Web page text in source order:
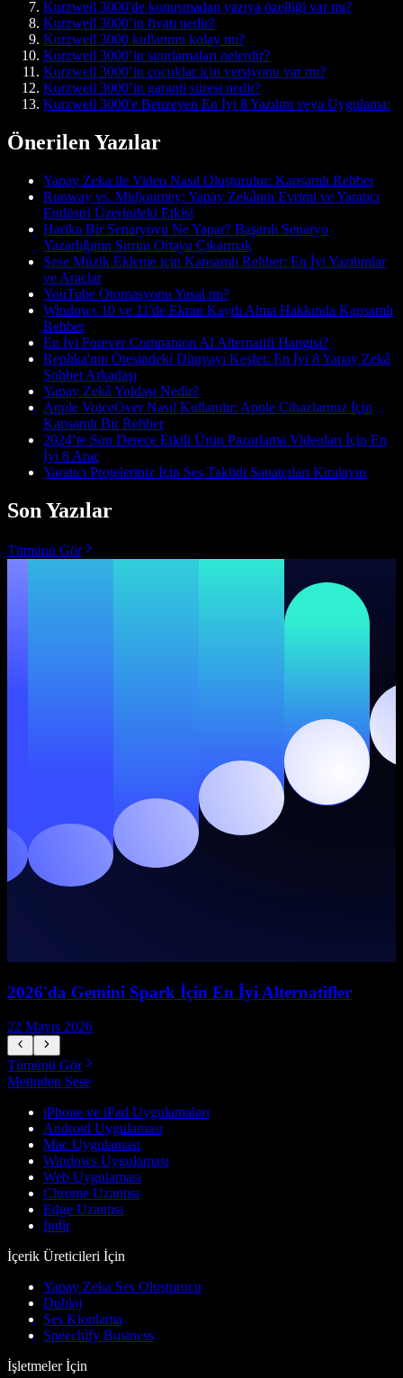
Kurzweil 3000'de konuşmadan yazıya özelliği var mı?
Kurzweil 3000’in fiyatı nedir?
Kurzweil 3000 kullanımı kolay mı?
Kurzweil 3000’in sınırlamaları nelerdir?
Kurzweil 3000’in çocuklar için versiyonu var mı?
Kurzweil 3000’in garanti süresi nedir?
Kurzweil 3000'e Benzeyen En İyi 8 Yazılım veya Uygulama:
Önerilen Yazılar
Yapay Zeka ile Video Nasıl Oluşturulur: Kapsamlı Rehber
Runway vs. Midjourney: Yapay Zekânın Evrimi ve Yaratıcı
Endüstri Üzerindeki Etkisi
Harika Bir Senaryoyu Ne Yapar? Başarılı Senaryo
Yazarlığının Sırrını Ortaya Çıkarmak
Sese Müzik Ekleme için Kapsamlı Rehber: En İyi Yazılımlar
ve Araçlar
YouTube Otomasyonu Yasal mı?
Windows 10 ve 11'de Ekran Kaydı Alma Hakkında Kapsamlı
Rehber
En İyi Forever Companion AI Alternatifi Hangisi?
Replika'nın Ötesindeki Dünyayı Keşfet: En İyi 8 Yapay Zekâ
Sohbet Arkadaşı
Yapay Zekâ Yoldaşı Nedir?
Apple VoiceOver Nasıl Kullanılır: Apple Cihazlarınız İçin
Kapsamlı Bir Rehber
2024’te Son Derece Etkili Ürün Pazarlama Videoları İçin En
İyi 8 Araç
Yaratıcı Projeleriniz İçin Ses Taklidi Sanatçıları Kiralayın
Son Yazılar
Tümünü Gör
2026'da Gemini Spark İçin En İyi Alternatifler
22 Mayıs 2026
Tümünü Gör
Metinden Sese
iPhone ve iPad Uygulamaları
Android Uygulaması
Mac Uygulaması
Windows Uygulaması
Web Uygulaması
Chrome Uzantısı
Edge Uzantısı
İndir
İçerik Üreticileri İçin
Yapay Zeka Ses Oluşturucu
Dublaj
Ses Klonlama
Speechify Business
İşletmeler İçin